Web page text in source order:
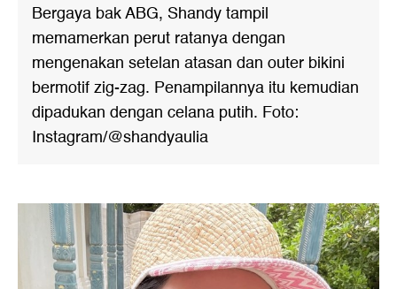
Bergaya bak ABG, Shandy tampil
memamerkan perut ratanya dengan
mengenakan setelan atasan dan outer bikini
bermotif zig-zag. Penampilannya itu kemudian
dipadukan dengan celana putih. Foto:
Instagram/@shandyaulia